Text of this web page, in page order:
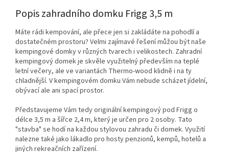
Popis zahradního domku Frigg 3,5 m
Máte rádi kempování, ale přece jen si zakládáte na pohodlí a
dostatečném prostoru? Velmi zajímavé řešení můžou být naše
kempingové domky v různých tvarech i velikostech. Zahradní
kempingový domek je skvěle využitelný především na teplé
letní večery, ale ve variantách Thermo-wood klidně i na ty
chladnější. V kempingovém domku Vám nebude scházet jídelní,
obývací ale ani spací prostor.
Představujeme Vám tedy originální kempingový pod Frigg o
délce 3,5 m a šířce 2,4 m, který je určen pro 2 osoby. Tato
"stavba" se hodí na každou stylovou zahradu či domek. Využití
nalezne také jako lákadlo pro hosty penzionů, kempů, hotelů a
jiných rekreačních zařízení.